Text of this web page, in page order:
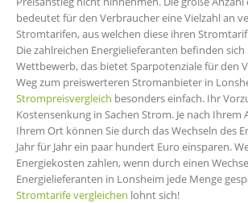
bedeutet für den Verbraucher eine Vielzahl an
Stromtarifen, aus welchen diese ihren
Die zahlreichen Energielieferanten befinden
Wettbewerb, das bietet Sparpotenziale für den
Weg zum preiswerteren Stromanbieter in
Strompreisvergleich besonders einfach. Ihr
Kostensenkung in Sachen Strom. Je nach Ihrem
Ihrem Ort können Sie durch das Wechseln des
Jahr für Jahr ein paar hundert Euro einsparen.
Energiekosten zahlen, wenn durch einen
Energielieferanten in Lonsheim jede Menge
Stromtarife vergleichen lohnt sich!